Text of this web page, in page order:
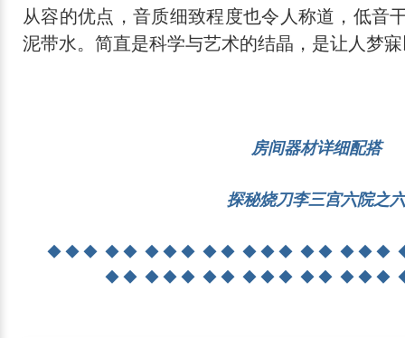
从容的优点，音质细致程度也令人称道，低音
泥带水。简直是科学与艺术的结晶，是让人梦
房间器材详细配搭
探秘烧刀李三宫六院之六
◆ ◆ ◆ ◆ ◆ ◆ ◆ ◆ ◆ ◆ ◆ ◆ ◆ ◆ ◆ ◆ ◆ ◆
◆ ◆ ◆ ◆ ◆ ◆ ◆ ◆ ◆ ◆ ◆ ◆ ◆ ◆ ◆